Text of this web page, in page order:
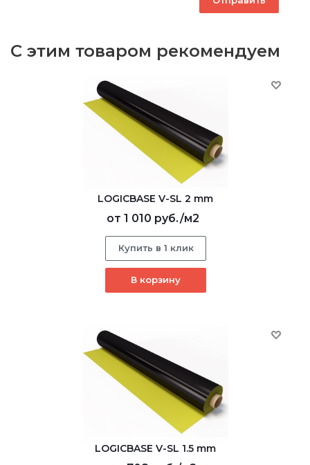
С этим товаром рекомендуем
LOGICBASE V-SL 2 mm
от 1 010 руб./м2
Купить в 1 клик
В корзину
LOGICBASE V-SL 1.5 mm